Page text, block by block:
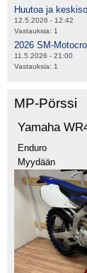
Huutoa ja
12.5.2026 - 12:42
Vastauksia: 1
2026 SM-
11.5.2026 - 21:00
Vastauksia: 1
MP-Pörssi
Yamaha
Enduro
Myydään